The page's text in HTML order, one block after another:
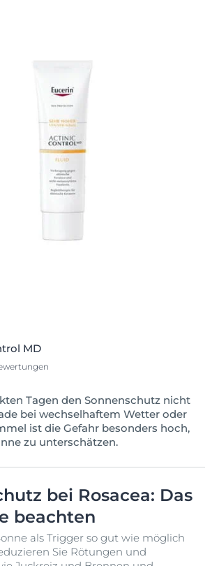
MD
Tagen den Sonnenschutz nicht
bei wechselhaftem Wetter oder
ist die Gefahr besonders hoch,
zu unterschätzen.
bei Rosacea: Das
beachten
als Trigger so gut wie möglich
Sie Rötungen und